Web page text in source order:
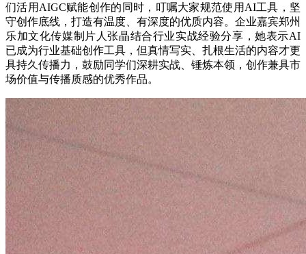
们活用AIGC赋能创作的同时，叮嘱大家规范使用AI工具，坚
守创作底线，打造有温度、有深度的优质内容。企业嘉宾郑州
乐加文化传媒制片人张晶结合行业实战经验分享，她表示AI
已成为行业基础创作工具，但真情写实、扎根生活的内容才更
具持久传播力，鼓励同学们深耕实战、锤炼本领，创作兼具市
场价值与传播质感的优秀作品。